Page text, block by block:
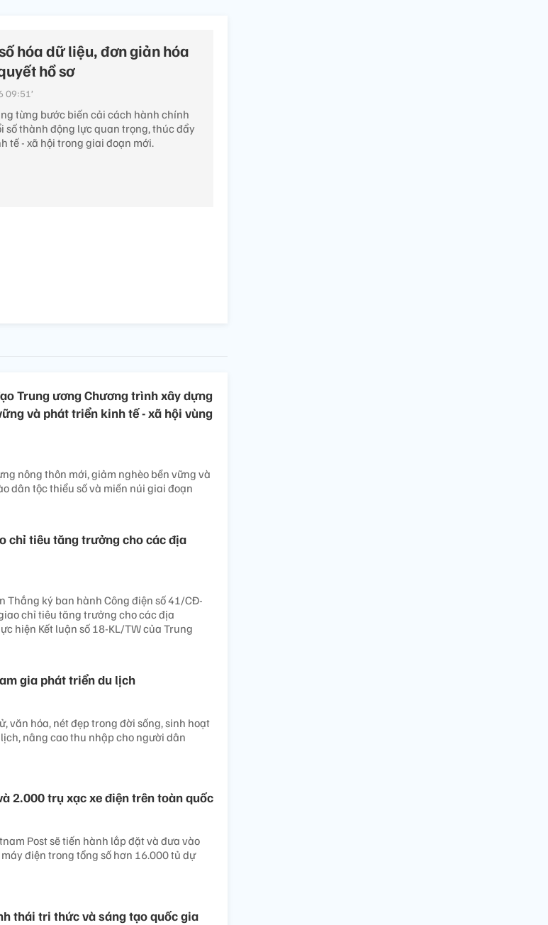
hóa dữ liệu, đơn giản hóa
hồ sơ
09:51’
từng bước biến cải cách hành chính
số thành động lực quan trọng, thúc đẩy
tế - xã hội trong giai đoạn mới.
Trung ương Chương trình xây dựng
và phát triển kinh tế - xã hội vùng
nông thôn mới, giảm nghèo bền vững và
dân tộc thiểu số và miền núi giai đoạn
chỉ tiêu tăng trưởng cho các địa
Thắng ký ban hành Công điện số 41/CĐ-
chỉ tiêu tăng trưởng cho các địa
hiện Kết luận số 18-KL/TW của Trung
gia phát triển du lịch
văn hóa, nét đẹp trong đời sống, sinh hoạt
nâng cao thu nhập cho người dân
2.000 trụ xạc xe điện trên toàn quốc
Post sẽ tiến hành lắp đặt và đưa vào
điện trong tổng số hơn 16.000 tủ dự
thái tri thức và sáng tạo quốc gia